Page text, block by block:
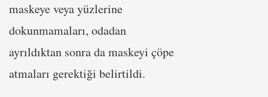
maskeye veya yüzlerine
dokunmamaları, odadan
ayrıldıktan sonra da maskeyi çöpe
atmaları gerektiği belirtildi.